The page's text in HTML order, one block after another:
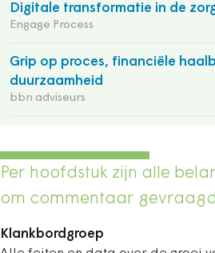
Digitale transformatie in de
Engage Process
Grip op proces, financiële
duurzaamheid
bbn adviseurs
Per hoofdstuk zijn alle
om commentaar
Klankbordgroep